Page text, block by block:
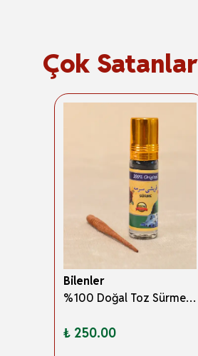
Çok Satanlar
Bilenler
%100 Doğal Toz Sürme + Ahşap Sürme Çubuğu | Geleneksel ve Orijinal Göz Sürmesi
₺ 250.00